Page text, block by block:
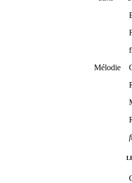
fr. : Yves
Mélodie O
RA 384,
LP 253,
O Gott,